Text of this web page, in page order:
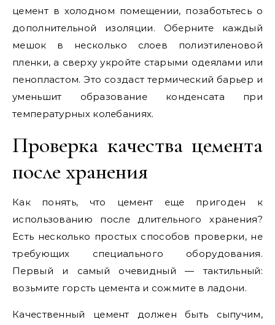
цемент в холодном помещении, позаботьтесь о
дополнительной изоляции. Оберните каждый
мешок в несколько слоев полиэтиленовой
пленки, а сверху укройте старыми одеялами или
пенопластом. Это создаст термический барьер и
уменьшит образование конденсата при
температурных колебаниях.
Проверка качества цемента
после хранения
Как понять, что цемент еще пригоден к
использованию после длительного хранения?
Есть несколько простых способов проверки, не
требующих специального оборудования.
Первый и самый очевидный — тактильный:
возьмите горсть цемента и сожмите в ладони.
Качественный цемент должен быть сыпучим,